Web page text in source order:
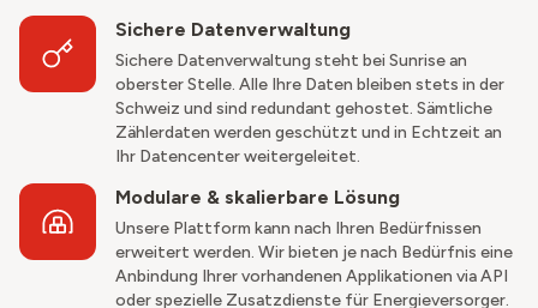
Sichere Datenverwaltung​
Sichere Datenverwaltung steht bei Sunrise an
oberster Stelle. Alle Ihre Daten bleiben stets in der
Schweiz und sind redundant gehostet. Sämtliche
Zählerdaten werden geschützt und in Echtzeit an
Ihr Datencenter weitergeleitet.
Modulare & skalierbare Lösung​
Unsere Plattform kann nach Ihren Bedürfnissen
erweitert werden. Wir bieten je nach Bedürfnis eine
Anbindung Ihrer vorhandenen Applikationen via API
oder spezielle Zusatzdienste für Energieversorger.​ ​